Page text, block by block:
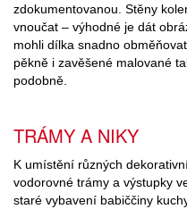
zdokumentovanou. Stěny
vnoučat – výhodné je dát
mohli dílka snadno
pěkně i zavěšené malované
podobně.
TRÁMY A NIKY
K umístění různých
vodorovné trámy a výstupky
staré vybavení babiččiny